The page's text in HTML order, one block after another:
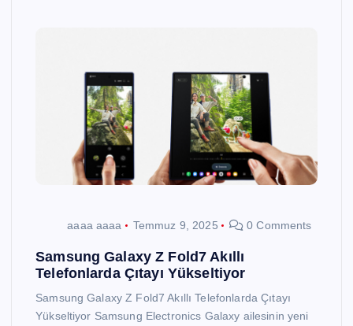
aaaa aaaa Temmuz 9, 2025 0 Comments
Samsung Galaxy Z Fold7 Akıllı
Telefonlarda Çıtayı Yükseltiyor
Samsung Galaxy Z Fold7 Akıllı Telefonlarda Çıtayı
Yükseltiyor Samsung Electronics Galaxy ailesinin yeni